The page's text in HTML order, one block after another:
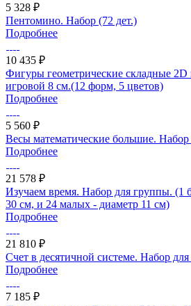
5 328 ₽
Пентомино. Набор (72 дет.)
Подробнее
10 435 ₽
Фигуры геометрические складные
игровой 8 см.(12 форм, 5 цветов)
Подробнее
5 560 ₽
Весы математические большие. Набор
Подробнее
21 578 ₽
Изучаем время. Набор для группы. (1
30 см, и 24 малых - диаметр 11 см)
Подробнее
21 810 ₽
Счет в десятичной системе. Набор для
Подробнее
7 185 ₽